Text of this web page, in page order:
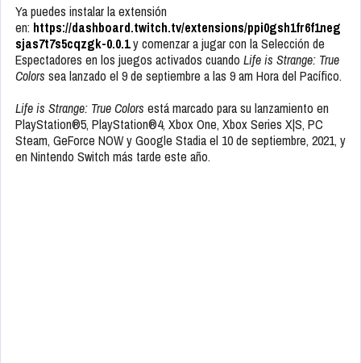
Ya puedes instalar la extensión
en: https://dashboard.twitch.tv/extensions/ppi0gsh1fr6f1neg
sjas7t7s5cqzgk-0.0.1y comenzar a jugar con la Selección de
Espectadores en los juegos activados cuando Life is Strange: True
Colors sea lanzado el 9 de septiembre a las 9 am Hora del Pacífico.
Life is Strange: True Colors está marcado para su lanzamiento en
PlayStation®5, PlayStation®4, Xbox One, Xbox Series X|S, PC
Steam, GeForce NOW y Google Stadia el 10 de septiembre, 2021, y
en Nintendo Switch más tarde este año.